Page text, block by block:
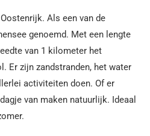
Als een van de
genoemd. Met een lengte
van 1 kilometer het
Er zijn zandstranden, het water
activiteiten doen. Of er
van maken natuurlijk. Ideaal